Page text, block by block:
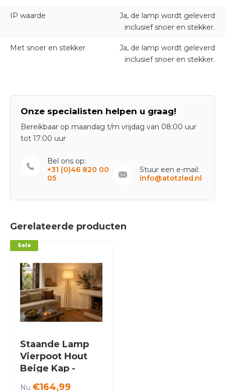
IP waarde
Ja, de lamp wordt geleverd
inclusief snoer en stekker.
Met snoer en stekker
Ja, de lamp wordt geleverd
inclusief snoer en stekker.
Onze specialisten helpen u graag!
Bereikbaar op maandag t/m vrijdag van 08:00 uur
tot 17:00 uur
Bel ons op:
+31 (0)46 820 00
05
Stuur een e-mail:
info@atotzled.nl
Gerelateerde producten
Staande Lamp
Vierpoot Hout
Beige Kap -
Sale
Nu €164,99